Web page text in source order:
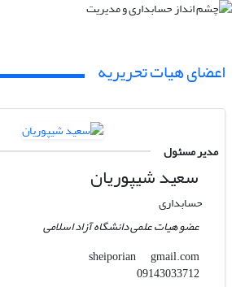
اعضای هیات تحریریه
مدیر مسئول
سعید شیپوریان
حسابداری
عضو هیات علمی دانشگاه آزاد اسلامی
sheiporian
gmail.com
09143033712